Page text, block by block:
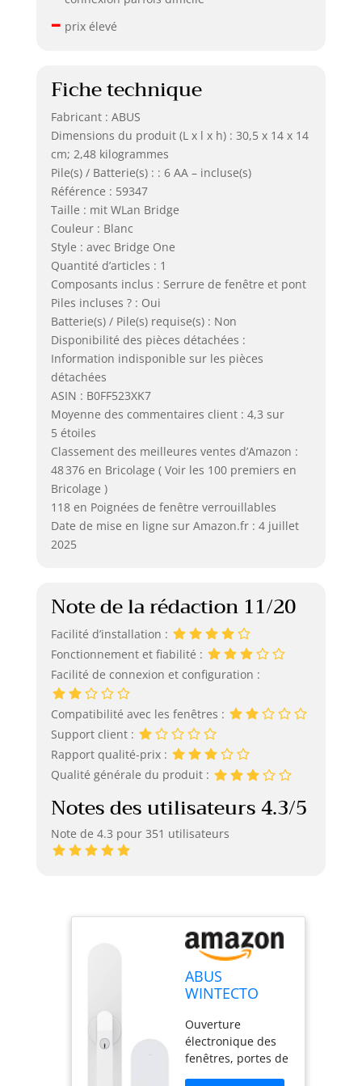
– prix élevé
Fiche technique
Fabricant : ABUS
Dimensions du produit (L x l x h) : 30,5 x 14 x 14
cm; 2,48 kilogrammes
Pile(s) / Batterie(s) : : 6 AA – incluse(s)
Référence : 59347
Taille : mit WLan Bridge
Couleur : Blanc
Style : avec Bridge One
Quantité d’articles : 1
Composants inclus : Serrure de fenêtre et pont
Piles incluses ? : Oui
Batterie(s) / Pile(s) requise(s) : Non
Disponibilité des pièces détachées :
Information indisponible sur les pièces
détachées
ASIN : B0FF523XK7
Moyenne des commentaires client : 4,3 sur
5 étoiles
Classement des meilleures ventes d’Amazon :
48 376 en Bricolage ( Voir les 100 premiers en
Bricolage )
118 en Poignées de fenêtre verrouillables
Date de mise en ligne sur Amazon.fr : 4 juillet
2025
Note de la rédaction 11/20
Facilité d’installation :
Fonctionnement et fiabilité :
Facilité de connexion et configuration :
Compatibilité avec les fenêtres :
Support client :
Rapport qualité-prix :
Qualité générale du produit :
Notes des utilisateurs 4.3/5
Note de 4.3 pour 351 utilisateurs
ABUS
WINTECTO
Bridge –
Poignée de
fenêtre
motorisée
Ouverture
électronique des
fenêtres, portes de
terrasse ou de